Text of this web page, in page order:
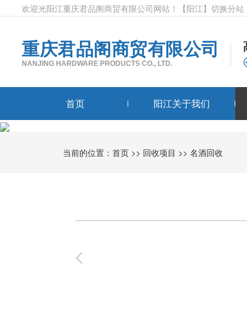
欢迎光阳江重庆君品阁商贸有限公司网站！ 【阳江】 切换分站
重庆君品阁商贸有限公司
NANJING HARDWARE PRODUCTS CO., LTD.
首页 阳江关于我们
当前的位置：首页 >> 回收项目 >>名酒回收